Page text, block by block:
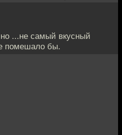
...не самый вкусный
помешало бы.